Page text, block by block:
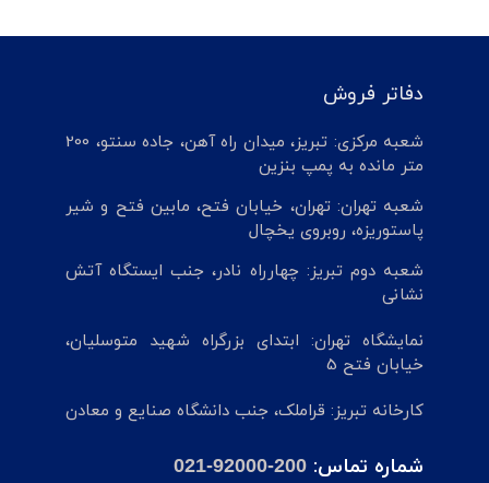
دفاتر فروش
شعبه مرکزی: تبریز، میدان راه آهن، جاده سنتو، 200
متر مانده به پمپ بنزین
شعبه تهران: تهران، خیابان فتح، مابین فتح و شیر
پاستوریزه، روبروی یخچال
شعبه دوم تبریز: چهارراه نادر، جنب ایستگاه آتش
نشانی
نمایشگاه تهران: ابتدای بزرگراه شهید متوسلیان،
خیابان فتح 5
کارخانه تبریز: قراملک، جنب دانشگاه صنایع و معادن
شماره تماس: 021-92000-200